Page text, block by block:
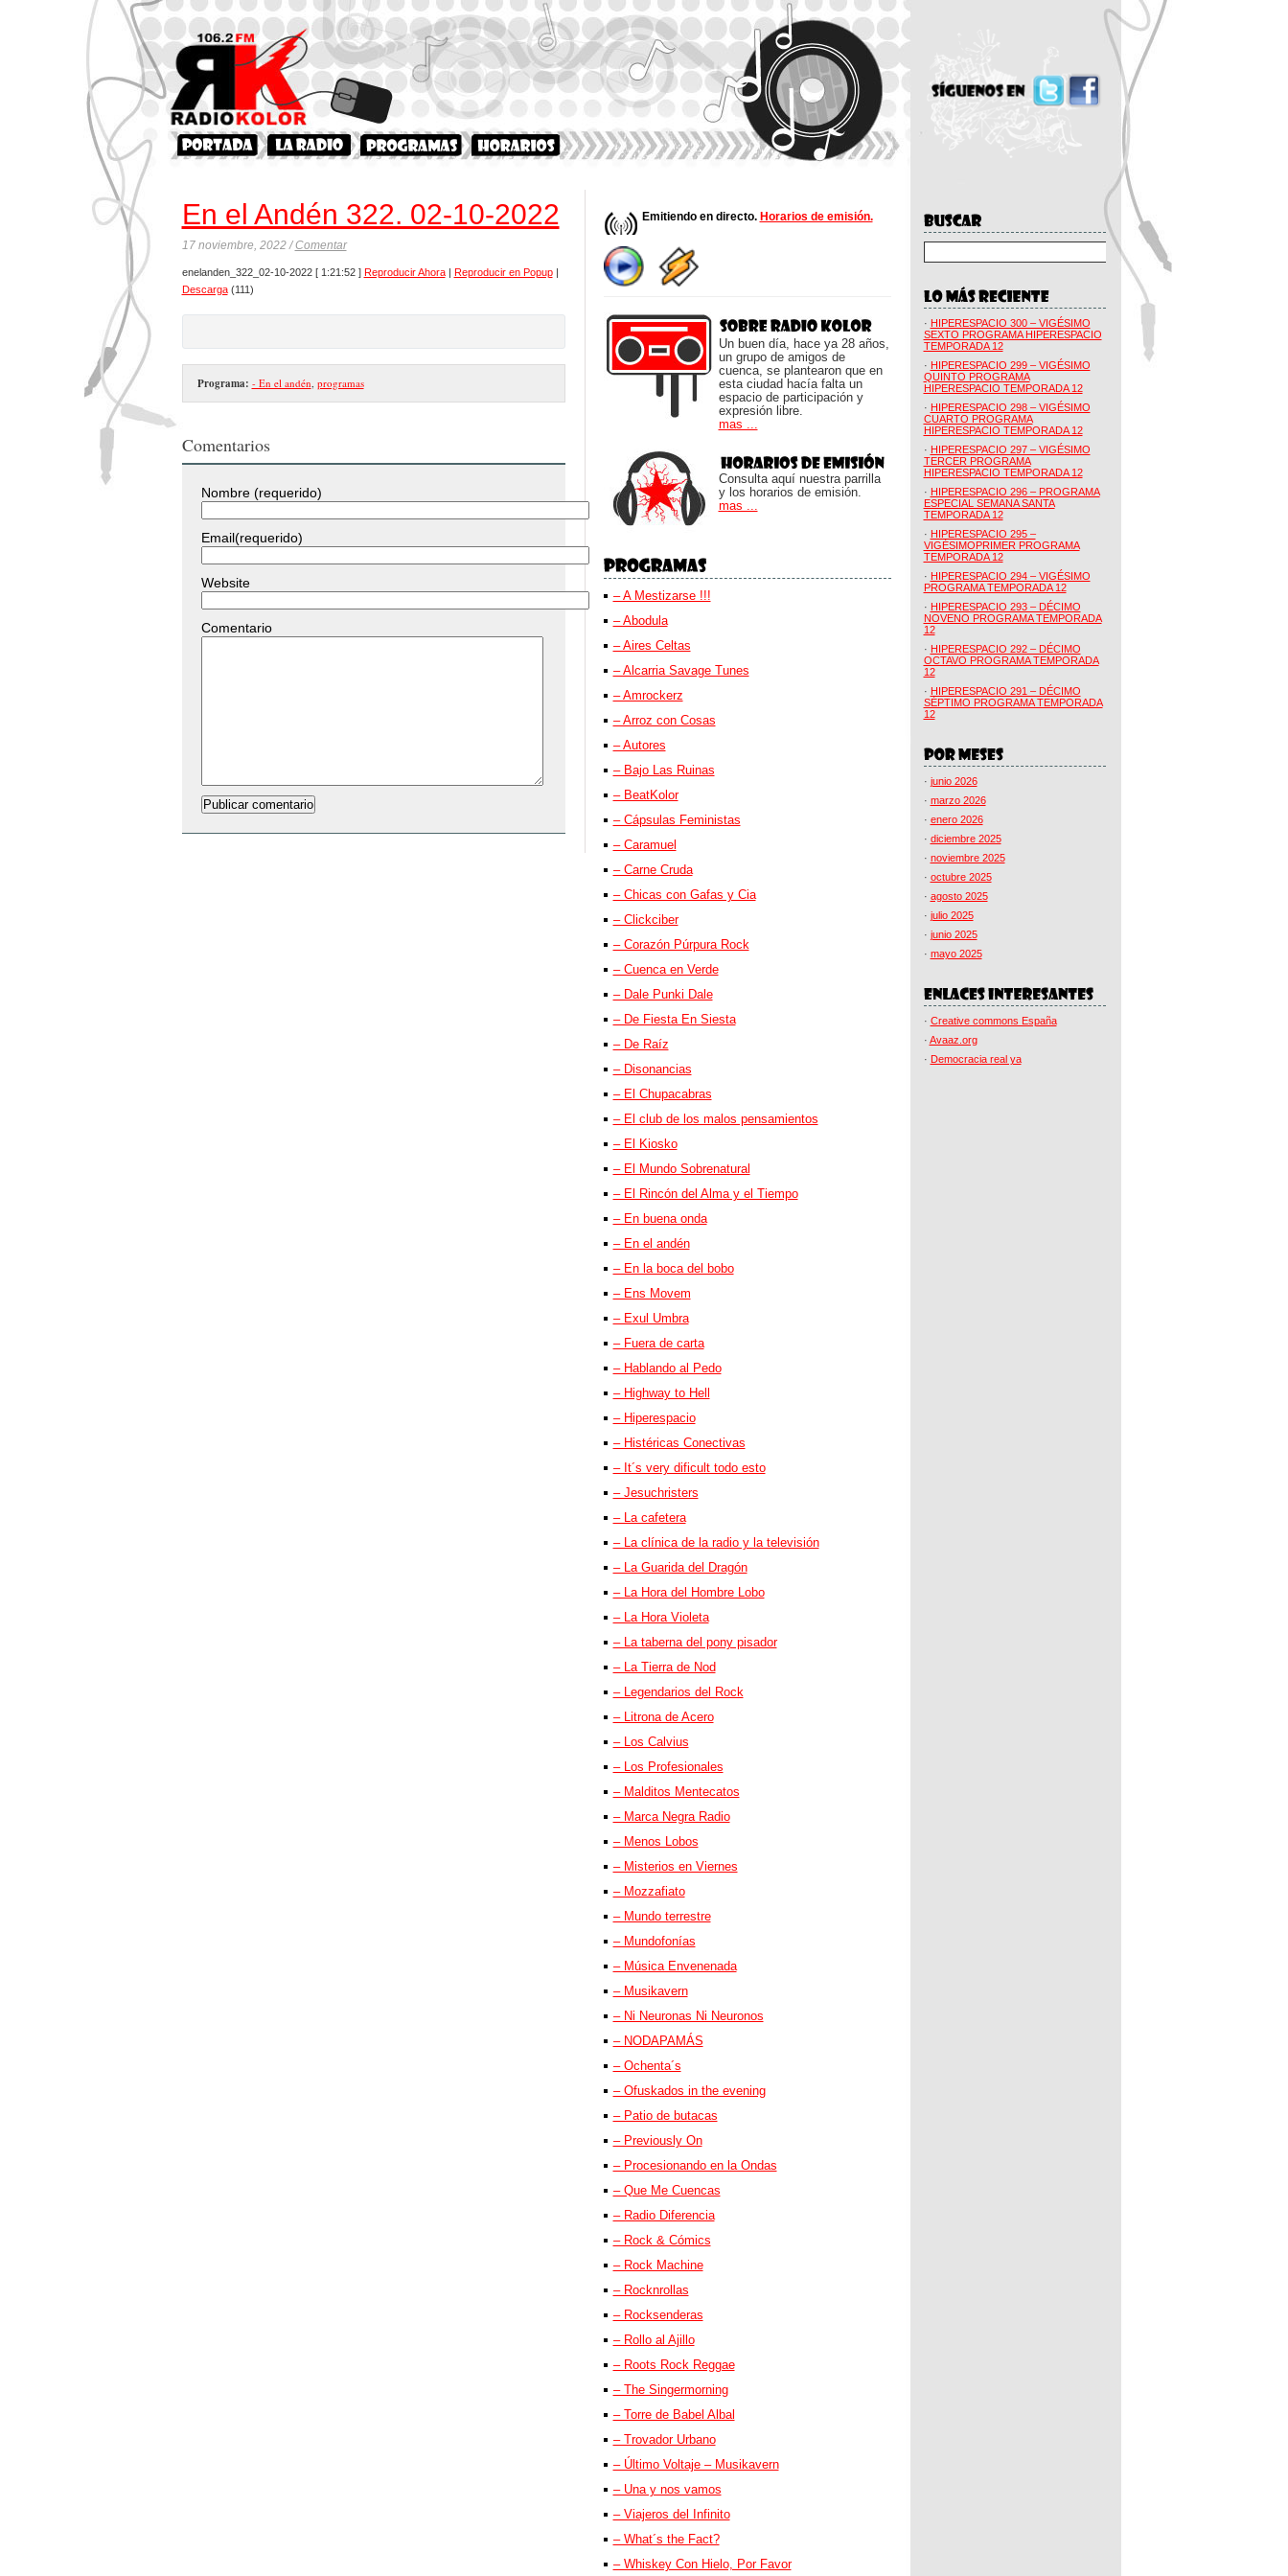
En el Andén 322. 02-10-2022
17 noviembre, 2022 /Comentar
enelanden_322_02-10-2022 [ 1:21:52 ] Reproducir Ahora| Reproducir en Popup|
Descarga(111)
Programa: - En el andén, programas
Comentarios
Nombre (requerido)
Email(requerido)
Website
Comentario
Emitiendo en directo. Horarios de emisión.
Un buen día, hace ya 28 años,
un grupo de amigos de
cuenca, se plantearon que en
esta ciudad hacía falta un
espacio de participación y
expresión libre.
mas ...
Consulta aquí nuestra parrilla
y los horarios de emisión.
mas ...
– A Mestizarse !!!
– Abodula
– Aires Celtas
– Alcarria Savage Tunes
– Amrockerz
– Arroz con Cosas
– Autores
– Bajo Las Ruinas
– BeatKolor
– Cápsulas Feministas
– Caramuel
– Carne Cruda
– Chicas con Gafas y Cia
– Clickciber
– Corazón Púrpura Rock
– Cuenca en Verde
– Dale Punki Dale
– De Fiesta En Siesta
– De Raíz
– Disonancias
– El Chupacabras
– El club de los malos pensamientos
– El Kiosko
– El Mundo Sobrenatural
– El Rincón del Alma y el Tiempo
– En buena onda
– En el andén
– En la boca del bobo
– Ens Movem
– Exul Umbra
– Fuera de carta
– Hablando al Pedo
– Highway to Hell
– Hiperespacio
– Histéricas Conectivas
– It´s very dificult todo esto
– Jesuchristers
– La cafetera
– La clínica de la radio y la televisión
– La Guarida del Dragón
– La Hora del Hombre Lobo
– La Hora Violeta
– La taberna del pony pisador
– La Tierra de Nod
– Legendarios del Rock
– Litrona de Acero
– Los Calvius
– Los Profesionales
– Malditos Mentecatos
– Marca Negra Radio
– Menos Lobos
– Misterios en Viernes
– Mozzafiato
– Mundo terrestre
– Mundofonías
– Música Envenenada
– Musikavern
– Ni Neuronas Ni Neuronos
– NODAPAMÁS
– Ochenta´s
– Ofuskados in the evening
– Patio de butacas
– Previously On
– Procesionando en la Ondas
– Que Me Cuencas
– Radio Diferencia
– Rock & Cómics
– Rock Machine
– Rocknrollas
– Rocksenderas
– Rollo al Ajillo
– Roots Rock Reggae
– The Singermorning
– Torre de Babel Albal
– Trovador Urbano
– Último Voltaje – Musikavern
– Una y nos vamos
– Viajeros del Infinito
– What´s the Fact?
– Whiskey Con Hielo, Por Favor
· HIPERESPACIO 300 – VIGÉSIMO
SEXTO PROGRAMA HIPERESPACIO
TEMPORADA 12
· HIPERESPACIO 299 – VIGÉSIMO
QUINTO PROGRAMA
HIPERESPACIO TEMPORADA 12
· HIPERESPACIO 298 – VIGÉSIMO
CUARTO PROGRAMA
HIPERESPACIO TEMPORADA 12
· HIPERESPACIO 297 – VIGÉSIMO
TERCER PROGRAMA
HIPERESPACIO TEMPORADA 12
· HIPERESPACIO 296 – PROGRAMA
ESPECIAL SEMANA SANTA
TEMPORADA 12
· HIPERESPACIO 295 –
VIGÉSIMOPRIMER PROGRAMA
TEMPORADA 12
· HIPERESPACIO 294 – VIGÉSIMO
PROGRAMA TEMPORADA 12
· HIPERESPACIO 293 – DÉCIMO
NOVENO PROGRAMA TEMPORADA
12
· HIPERESPACIO 292 – DÉCIMO
OCTAVO PROGRAMA TEMPORADA
12
· HIPERESPACIO 291 – DÉCIMO
SÉPTIMO PROGRAMA TEMPORADA
12
· junio 2026
· marzo 2026
· enero 2026
· diciembre 2025
· noviembre 2025
· octubre 2025
· agosto 2025
· julio 2025
· junio 2025
· mayo 2025
· Creative commons España
· Avaaz.org
· Democracia real ya